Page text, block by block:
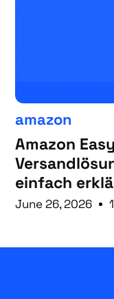
amazon
Amazon
einfach
June 26, 2026